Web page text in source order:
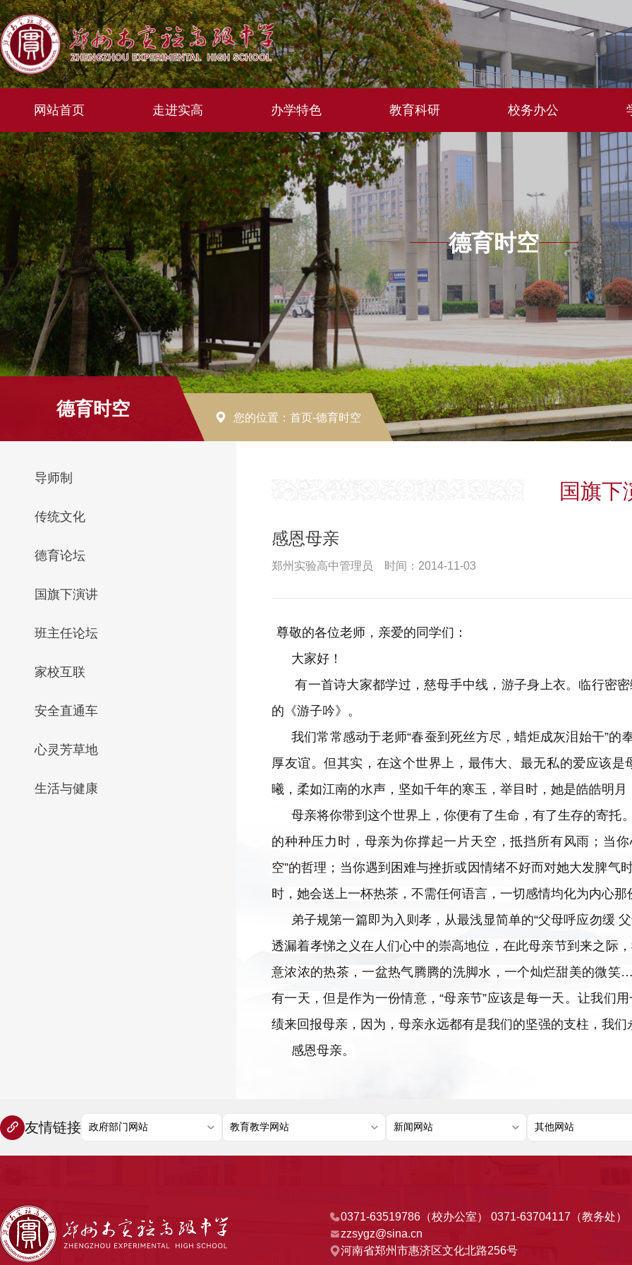
网站首页 走进实高 办学特色 教育科研 校务办公
德育时空
德育时空 您的位置： 首页-德育时空
导师制
传统文化
德育论坛
国旗下演讲
班主任论坛
家校互联
安全直通车
心灵芳草地
生活与健康
国旗下
感恩母亲
郑州实验高中管理员 时间：2014-11-03
尊敬的各位老师，亲爱的同学们：
大家好！
有一首诗大家都学过，慈母手中线，游子身上衣。临行密
的《游子吟》。
我们常常感动于老师“春蚕到死丝方尽，蜡炬成灰泪始干”
厚友谊。但其实，在这个世界上，最伟大、最无私的爱应该
曦，柔如江南的水声，坚如千年的寒玉，举目时，她是皓皓明
母亲将你带到这个世界上，你便有了生命，有了生存的寄
的种种压力时，母亲为你撑起一片天空，抵挡所有风雨；当
空”的哲理；当你遇到困难与挫折或因情绪不好而对她大发脾
时，她会送上一杯热茶，不需任何语言，一切感情均化为内心
弟子规第一篇即为入则孝，从最浅显简单的“父母呼应勿缓
透漏着孝悌之义在人们心中的崇高地位，在此母亲节到来之际
意浓浓的热茶，一盆热气腾腾的洗脚水，一个灿烂甜美的微
有一天，但是作为一份情意，“母亲节”应该是每一天。让我们
绩来回报母亲，因为，母亲永远都有是我们的坚强的支柱，我
感恩母亲。
友情链接
0371-63519786（校办公室） 0371-63704117（教务处）
zzsygz@sina.cn
河南省郑州市惠济区文化北路256号